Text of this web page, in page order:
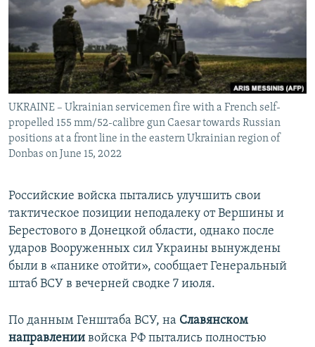
ПОБЕДИТЕЛЕЙ НЕ СУДЯТ?
КРЫМ.НЕПОКОРЕННЫЙ
ELIFBE
УКРАИНСКАЯ ПРОБЛЕМА КРЫМА
ПРИСОЕДИНЯЙТЕСЬ!
Все сайты RFE/RL
UKRAINE – Ukrainian servicemen fire with a French self-
propelled 155 mm/52-calibre gun Caesar towards Russian
positions at a front line in the eastern Ukrainian region of
Donbas on June 15, 2022
Российские войска пытались улучшить свои
тактическое позиции неподалеку от Вершины и
Берестового в Донецкой области, однако после
ударов Вооруженных сил Украины вынуждены
были в «панике отойти», сообщает Генеральный
штаб ВСУ в вечерней сводке 7 июля.
По данным Генштаба ВСУ, на Славянском
направлении войска РФ пытались полностью